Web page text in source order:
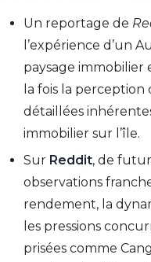
Un reportage de
l’expérience d’un
paysage immobilier
la fois la perception
détaillées
immobilier sur l’île.
Sur Reddit, de
observations
rendement, la
les pressions
prisées comme